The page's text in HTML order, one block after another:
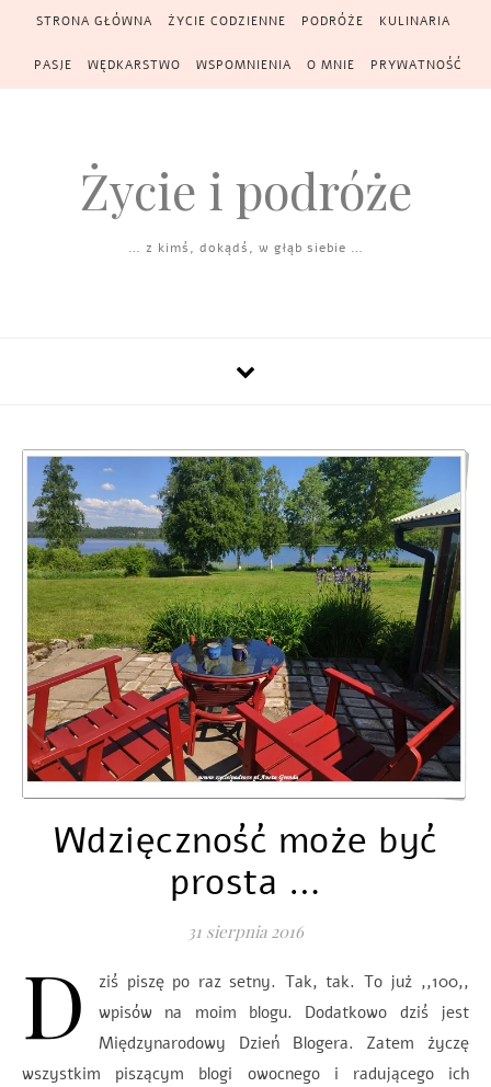
Skip to content
STRONA GŁÓWNA ŻYCIE CODZIENNE PODRÓŻE KULINARIA
PASJE WĘDKARSTWO WSPOMNIENIA O MNIE PRYWATNOŚĆ
Życie i podróże
… z kimś, dokądś, w głąb siebie …
Wdzięczność może być
prosta …
31 sierpnia 2016
D
ziś piszę po raz setny. Tak, tak. To już ,,100,,
wpisów na moim blogu. Dodatkowo dziś jest
Międzynarodowy Dzień Blogera. Zatem życzę
wszystkim piszącym blogi owocnego i radującego ich